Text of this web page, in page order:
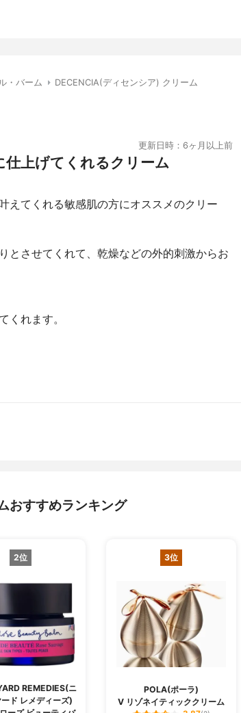
・バーム DECENCIA(ディセンシア) クリーム
更新日時：6ヶ月以上前
仕上げてくれるクリーム
えてくれる敏感肌の方にオススメのクリー
とさせてくれて、乾燥などの外的刺激からお
くれます。
おすすめランキング
2位
REMEDIES(ニ
ド レメディーズ)
3位
POLA(ポーラ)
V リゾネイティッククリーム